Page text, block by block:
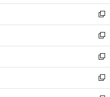
ウ
ィ
ン
ド
ウ
で
開
く
し
い
ウ
ィ
ン
ド
ウ
で
開
新
し
い
ウ
ィ
ン
ド
ウ
新
し
い
ウ
ィ
ン
新
し
い
ウ
新
し